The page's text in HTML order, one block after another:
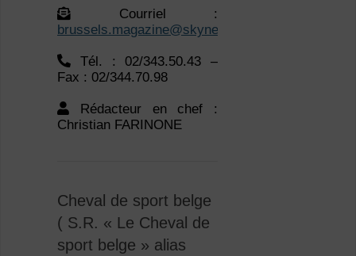
Courriel :
brussels.magazine@skynet.be
Tél. : 02/343.50.43 –
Fax : 02/344.70.98
Rédacteur en chef :
Christian FARINONE
Cheval de sport belge
( S.R. « Le Cheval de
sport belge » alias